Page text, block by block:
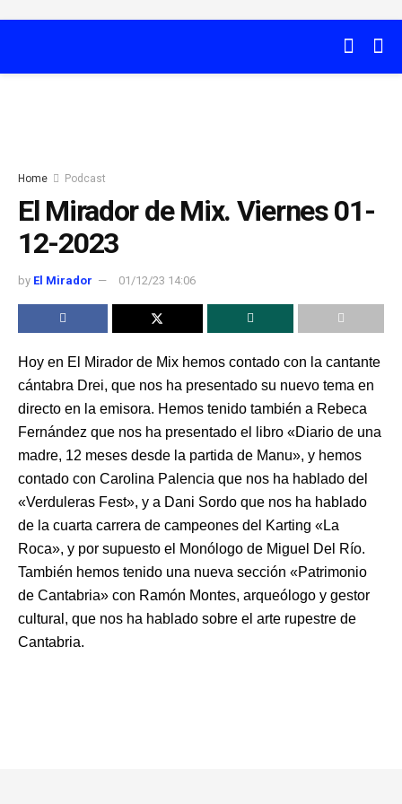
Home Podcast
El Mirador de Mix. Viernes 01-
12-2023
by El Mirador 01/12/23 14:06
Hoy en El Mirador de Mix hemos contado con la cantante
cántabra Drei, que nos ha presentado su nuevo tema en
directo en la emisora. Hemos tenido también a Rebeca
Fernández que nos ha presentado el libro «Diario de una
madre, 12 meses desde la partida de Manu», y hemos
contado con Carolina Palencia que nos ha hablado del
«Verduleras Fest», y a Dani Sordo que nos ha hablado
de la cuarta carrera de campeones del Karting «La
Roca», y por supuesto el Monólogo de Miguel Del Río.
También hemos tenido una nueva sección «Patrimonio
de Cantabria» con Ramón Montes, arqueólogo y gestor
cultural, que nos ha hablado sobre el arte rupestre de
Cantabria.